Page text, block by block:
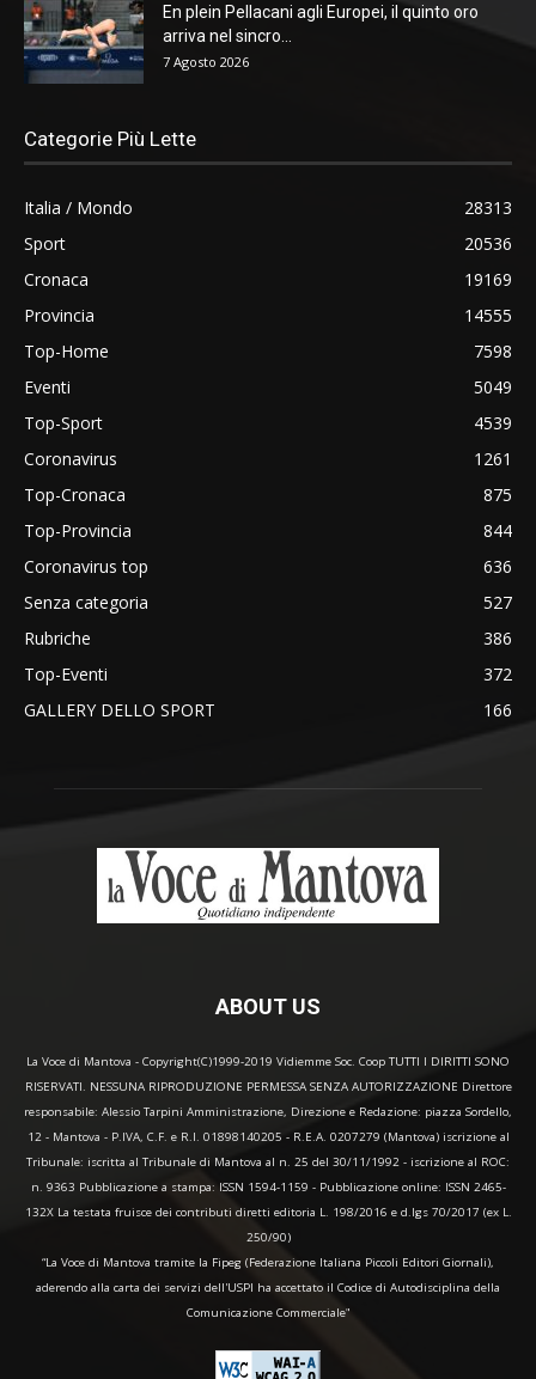
En plein Pellacani agli Europei, il quinto oro
arriva nel sincro...
7 Agosto 2026
Categorie Più Lette
Italia / Mondo
28313
Sport
20536
Cronaca
19169
Provincia
14555
Top-Home
7598
Eventi
5049
Top-Sport
4539
Coronavirus
1261
Top-Cronaca
875
Top-Provincia
844
Coronavirus top
636
Senza categoria
527
Rubriche
386
Top-Eventi
372
GALLERY DELLO SPORT
166
ABOUT US
La Voce di Mantova - Copyright(C)1999-2019 Vidiemme Soc. Coop TUTTI I DIRITTI SONO
RISERVATI. NESSUNA RIPRODUZIONE PERMESSA SENZA AUTORIZZAZIONE Direttore
responsabile: Alessio Tarpini Amministrazione, Direzione e Redazione: piazza Sordello,
12 - Mantova - P.IVA, C.F. e R.I. 01898140205 - R.E.A. 0207279 (Mantova) iscrizione al
Tribunale: iscritta al Tribunale di Mantova al n. 25 del 30/11/1992 - iscrizione al ROC:
n. 9363 Pubblicazione a stampa: ISSN 1594-1159 - Pubblicazione online: ISSN 2465-
132X La testata fruisce dei contributi diretti editoria L. 198/2016 e d.lgs 70/2017 (ex L.
250/90)
“La Voce di Mantova tramite la Fipeg (Federazione Italiana Piccoli Editori Giornali),
aderendo alla carta dei servizi dell'USPI ha accettato il Codice di Autodisciplina della
Comunicazione Commerciale"